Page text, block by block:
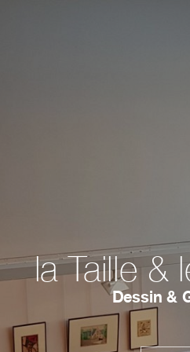
la Taille &
Dessin &